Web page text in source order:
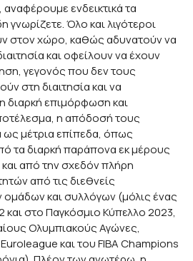
ενδεικτικά τα
Όλο και λιγότεροι
στον χώρο, καθώς αδυνατούν να
και οφείλουν να έχουν
γεγονός που δεν τους
στη διαιτησία και να
διαρκή επιμόρφωση και
η απόδοσή τους
ως μέτρια επίπεδα, όπως
τα διαρκή παράπονα εκ μέρους
από την σχεδόν πλήρη
από τις διεθνείς
ομάδων και συλλόγων (μόλις ένας
στο Παγκόσμιο Κύπελλο 2023,
Ολυμπιακούς Αγώνες,
και του FIBA Champions